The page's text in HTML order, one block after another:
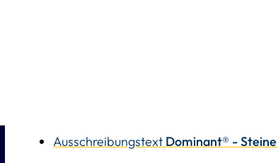
Ausschreibungstext Dominant® - Steine